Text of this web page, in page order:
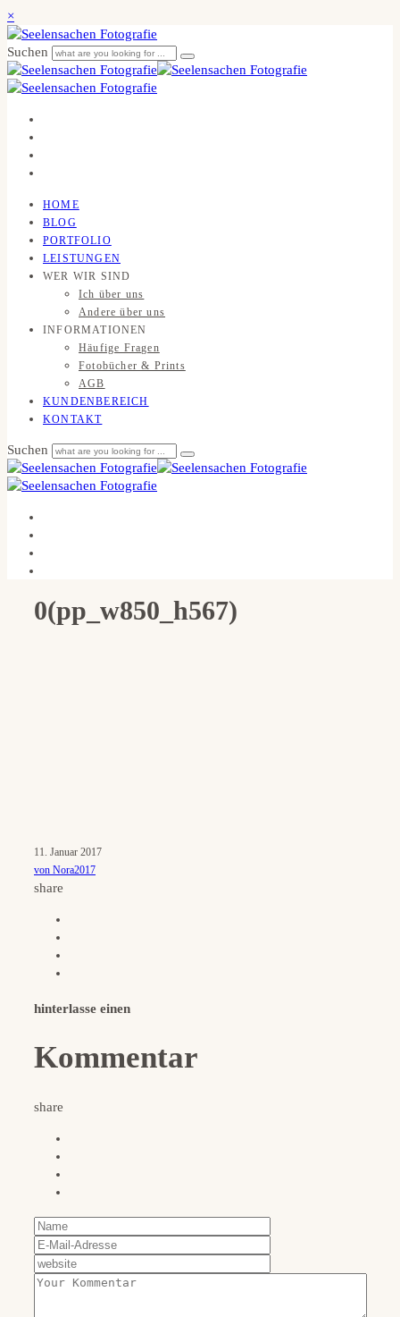
×
Suchen
HOME
BLOG
PORTFOLIO
LEISTUNGEN
WER WIR SIND
Ich über uns
Andere über uns
INFORMATIONEN
Häufige Fragen
Fotobücher & Prints
AGB
KUNDENBEREICH
KONTAKT
Suchen
0(pp_w850_h567)
11. Januar 2017
von Nora2017
share
hinterlasse einen
Kommentar
share